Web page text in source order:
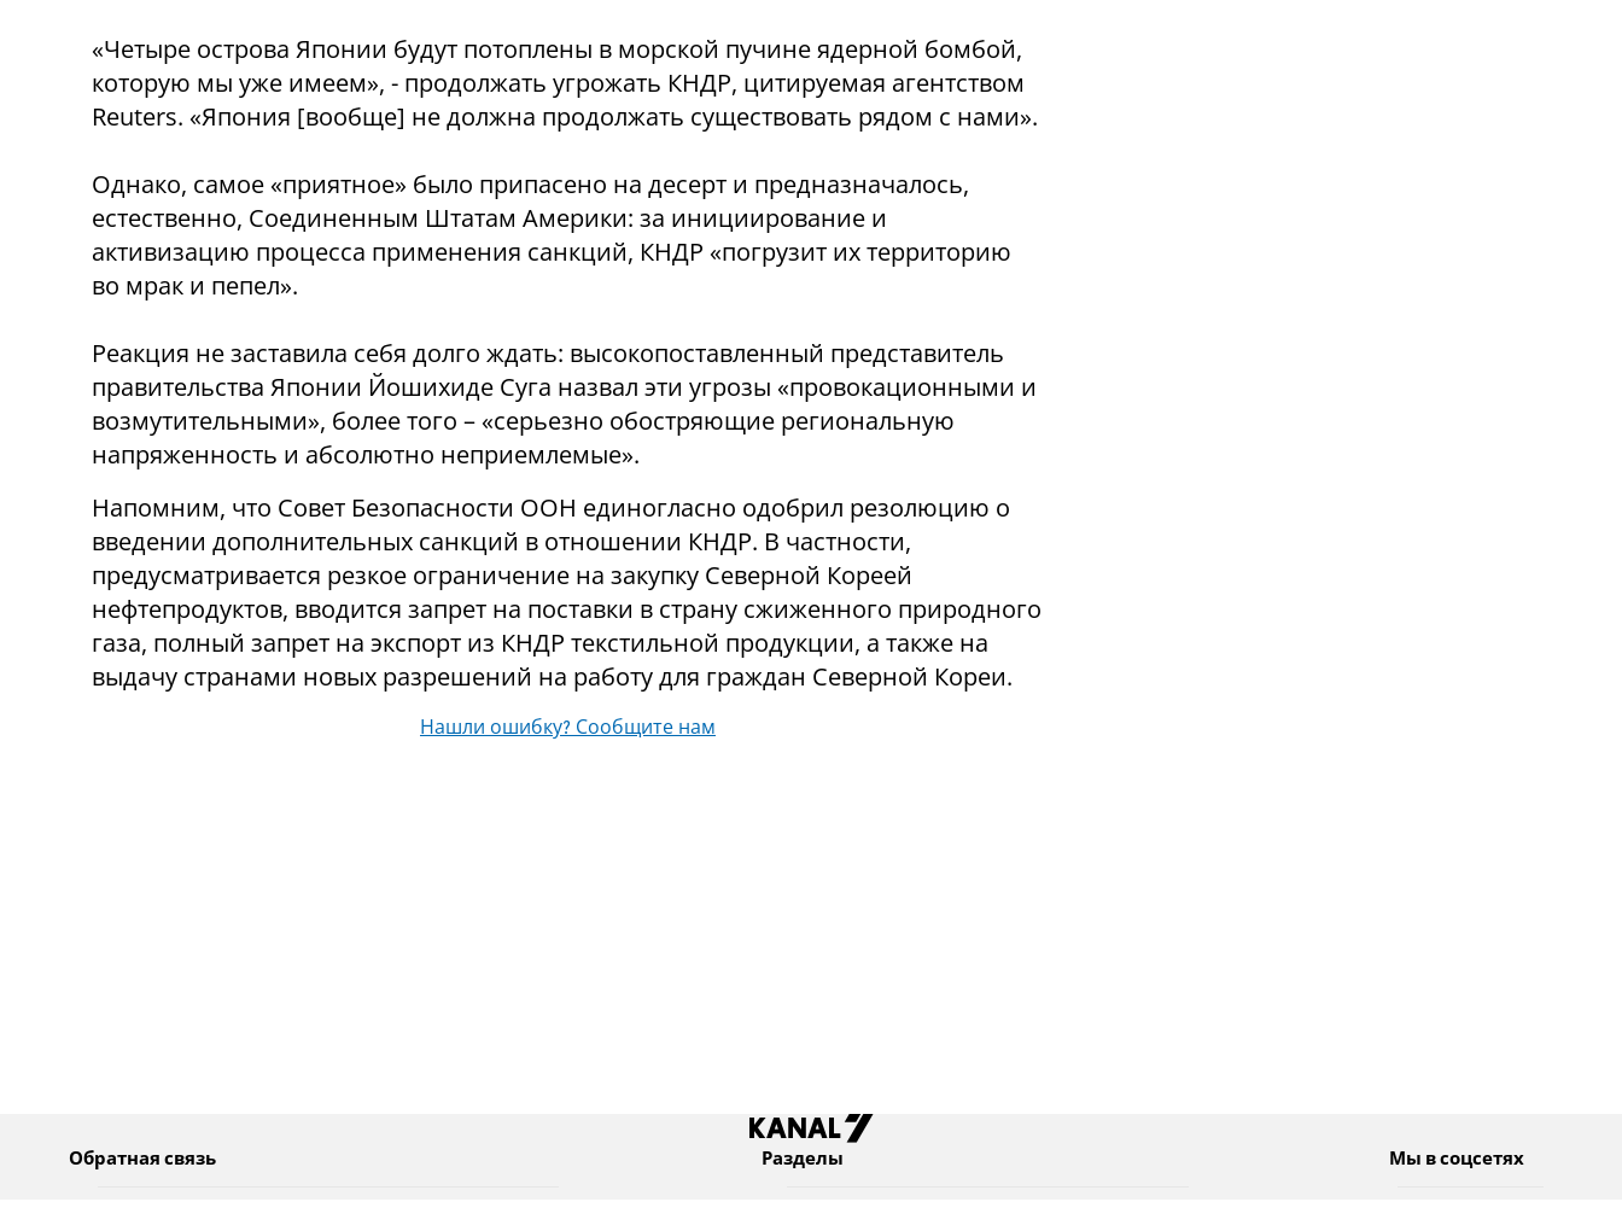
«Четыре острова Японии будут потоплены в морской пучине ядерной бомбой,
которую мы уже имеем», - продолжать угрожать КНДР, цитируемая агентством
Reuters. «Япония [вообще] не должна продолжать существовать рядом с нами».
Однако, самое «приятное» было припасено на десерт и предназначалось,
естественно, Соединенным Штатам Америки: за инициирование и
активизацию процесса применения санкций, КНДР «погрузит их территорию
во мрак и пепел».
Реакция не заставила себя долго ждать: высокопоставленный представитель
правительства Японии Йошихиде Суга назвал эти угрозы «провокационными и
возмутительными», более того – «серьезно обостряющие региональную
напряженность и абсолютно неприемлемые».
Напомним, что Совет Безопасности ООН единогласно одобрил резолюцию о
введении дополнительных санкций в отношении КНДР. В частности,
предусматривается резкое ограничение на закупку Северной Кореей
нефтепродуктов, вводится запрет на поставки в страну сжиженного природного
газа, полный запрет на экспорт из КНДР текстильной продукции, а также на
выдачу странами новых разрешений на работу для граждан Северной Кореи.
Нашли ошибку? Сообщите нам
Обратная связь Разделы Мы в соцсетях